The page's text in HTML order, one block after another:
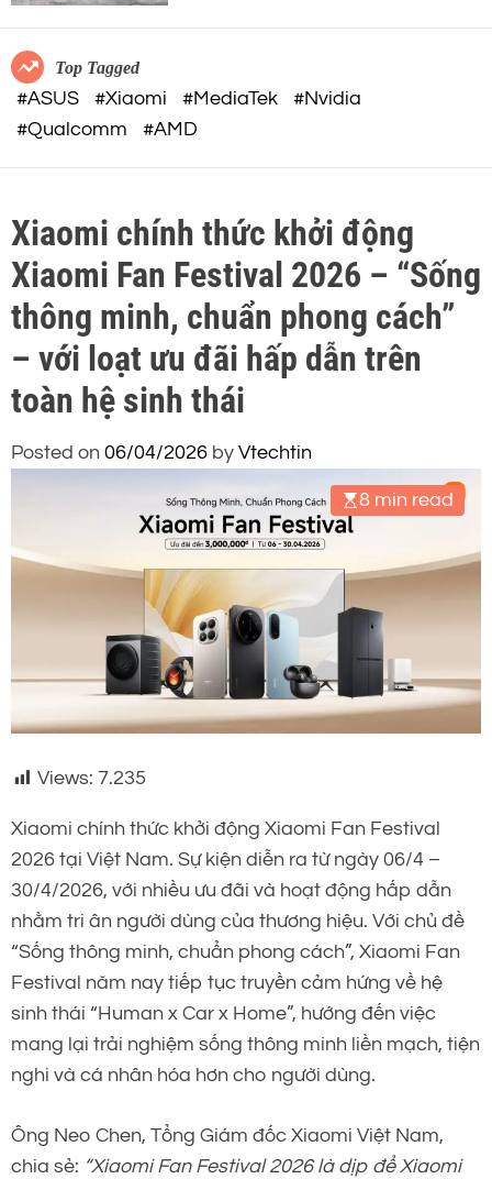
c
m
o
d
e
32-BIT FLOAT mạnh mẽ
Top Tagged
#ASUS #Xiaomi #MediaTek
#Nvidia
#Qualcomm
#AMD
Xiaomi chính thức khởi động
Xiaomi Fan Festival 2026 – “Sống
thông minh, chuẩn phong cách”
– với loạt ưu đãi hấp dẫn trên
toàn hệ sinh thái
Posted on 06/04/2026 by Vtechtin
8 min read
Views: 7.235
Xiaomi chính thức khởi động Xiaomi Fan Festival
2026 tại Việt Nam. Sự kiện diễn ra từ ngày 06/4 –
30/4/2026, với nhiều ưu đãi và hoạt động hấp dẫn
nhằm tri ân người dùng của thương hiệu. Với chủ đề
“Sống thông minh, chuẩn phong cách”, Xiaomi Fan
Festival năm nay tiếp tục truyền cảm hứng về hệ
sinh thái “Human x Car x Home”, hướng đến việc
mang lại trải nghiệm sống thông minh liền mạch, tiện
nghi và cá nhân hóa hơn cho người dùng.
Ông Neo Chen, Tổng Giám đốc Xiaomi Việt Nam,
chia sẻ: “Xiaomi Fan Festival 2026 là dịp để Xiaomi